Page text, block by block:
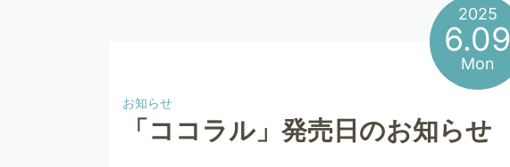
2025
6.09
Mon
お知らせ
「ココラル」発売日のお知らせ